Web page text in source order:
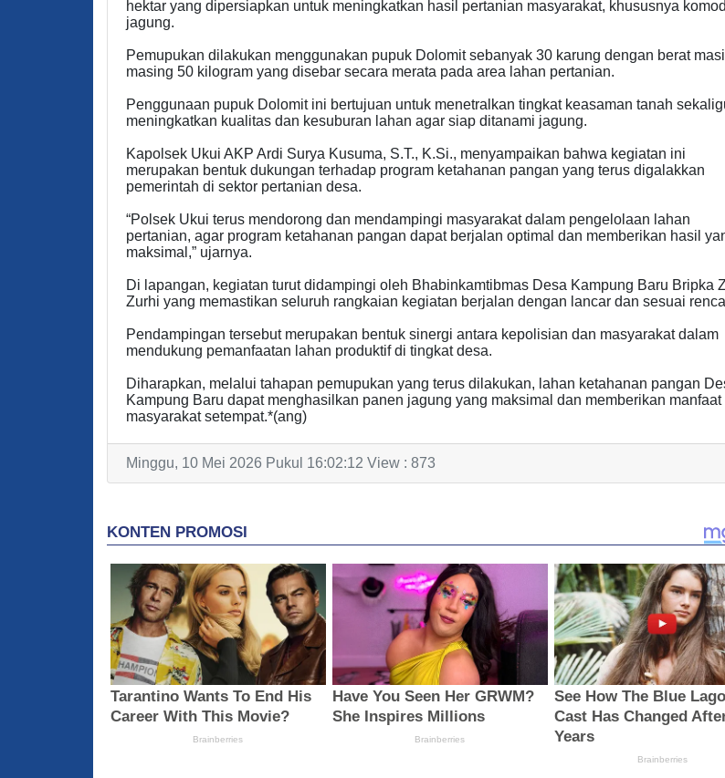
hektar yang dipersiapkan untuk meningkatkan hasil pertanian masyarakat, khususnya
jagung.
Pemupukan dilakukan menggunakan pupuk Dolomit sebanyak 30 karung dengan berat
masing 50 kilogram yang disebar secara merata pada area lahan pertanian.
Penggunaan pupuk Dolomit ini bertujuan untuk menetralkan tingkat keasaman tanah
meningkatkan kualitas dan kesuburan lahan agar siap ditanami jagung.
Kapolsek Ukui AKP Ardi Surya Kusuma, S.T., K.Si., menyampaikan bahwa kegiatan ini
merupakan bentuk dukungan terhadap program ketahanan pangan yang terus digalakkan
pemerintah di sektor pertanian desa.
“Polsek Ukui terus mendorong dan mendampingi masyarakat dalam pengelolaan lahan
pertanian, agar program ketahanan pangan dapat berjalan optimal dan memberikan hasil
maksimal,” ujarnya.
Di lapangan, kegiatan turut didampingi oleh Bhabinkamtibmas Desa Kampung Baru Bripka
Zurhi yang memastikan seluruh rangkaian kegiatan berjalan dengan lancar dan sesuai
Pendampingan tersebut merupakan bentuk sinergi antara kepolisian dan masyarakat dalam
mendukung pemanfaatan lahan produktif di tingkat desa.
Diharapkan, melalui tahapan pemupukan yang terus dilakukan, lahan ketahanan pangan
Kampung Baru dapat menghasilkan panen jagung yang maksimal dan memberikan manfaat
masyarakat setempat.*(ang)
Minggu, 10 Mei 2026 Pukul 16:02:12 View : 873